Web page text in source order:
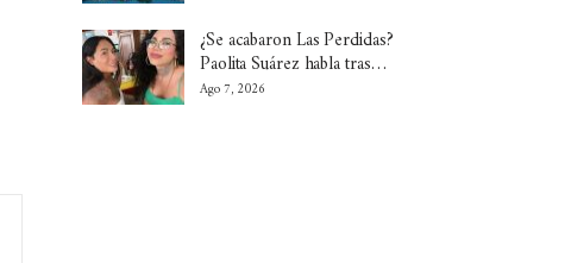
¿Se acabaron Las Perdidas?
Paolita Suárez habla tras…
Ago 7, 2026